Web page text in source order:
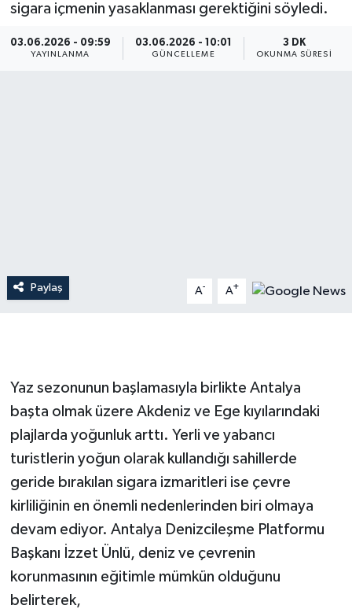
sigara içmenin yasaklanması gerektiğini söyledi.
03.06.2026 - 09:59
YAYINLANMA
03.06.2026 - 10:01
GÜNCELLEME
3 DK
OKUNMA SÜRESI
Paylaş A- A+
Yaz sezonunun başlamasıyla birlikte Antalya
başta olmak üzere Akdeniz ve Ege kıyılarındaki
plajlarda yoğunluk arttı. Yerli ve yabancı
turistlerin yoğun olarak kullandığı sahillerde
geride bırakılan sigara izmaritleri ise çevre
kirliliğinin en önemli nedenlerinden biri olmaya
devam ediyor. Antalya Denizcileşme Platformu
Başkanı İzzet Ünlü, deniz ve çevrenin
korunmasının eğitimle mümkün olduğunu
belirterek,
Ekonomi
Spor
Son Dakika Haberleri
Haber Arşivi